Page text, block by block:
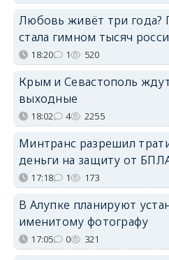
Любовь живёт три года?
стала гимном тысяч
18:20 1 520
Крым и Севастополь
выходные
18:02 4 2255
Минтранс разрешил
деньги на защиту от
17:18 1 173
В Алупке планируют
именитому фотографу
17:05 0 321